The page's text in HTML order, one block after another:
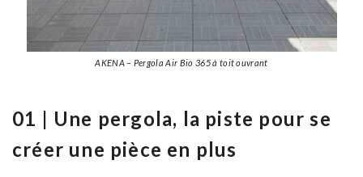
AKENA – Pergola Air Bio 365 à toit ouvrant
01 | Une pergola, la piste pour se
créer une pièce en plus